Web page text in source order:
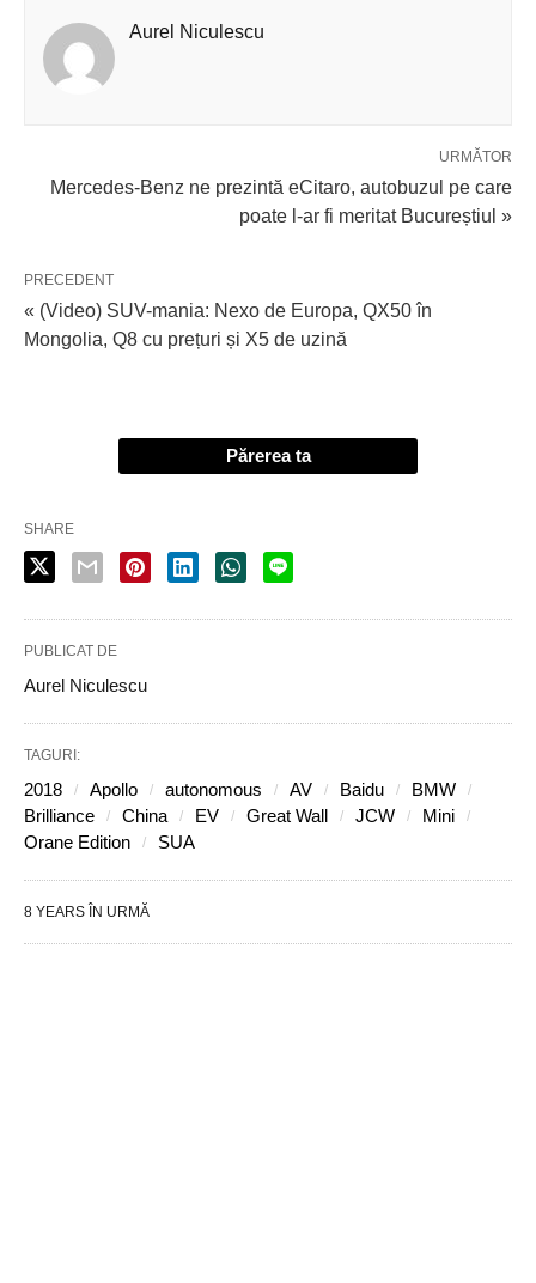
Aurel Niculescu
URMĂTOR
Mercedes-Benz ne prezintă eCitaro, autobuzul pe care
poate l-ar fi meritat Bucureștiul »
PRECEDENT
« (Video) SUV-mania: Nexo de Europa, QX50 în
Mongolia, Q8 cu prețuri și X5 de uzină
Părerea ta
SHARE
PUBLICAT DE
Aurel Niculescu
TAGURI:
2018 Apollo autonomous AV Baidu
BMW
Brilliance
China EV Great Wall JCW
Mini
Orane Edition
SUA
8 YEARS ÎN URMĂ